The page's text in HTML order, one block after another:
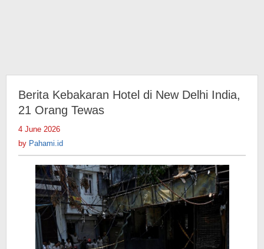
Berita Kebakaran Hotel di New Delhi India,
21 Orang Tewas
4 June 2026
by Pahami.id